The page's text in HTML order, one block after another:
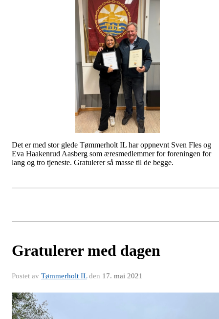
Det er med stor glede Tømmerholt IL har oppnevnt Sven Fles og
Eva Haakenrud Aasberg som æresmedlemmer for foreningen for
lang og tro tjeneste. Gratulerer så masse til de begge.
Gratulerer med dagen
Postet av Tømmerholt ILden 17. mai 2021